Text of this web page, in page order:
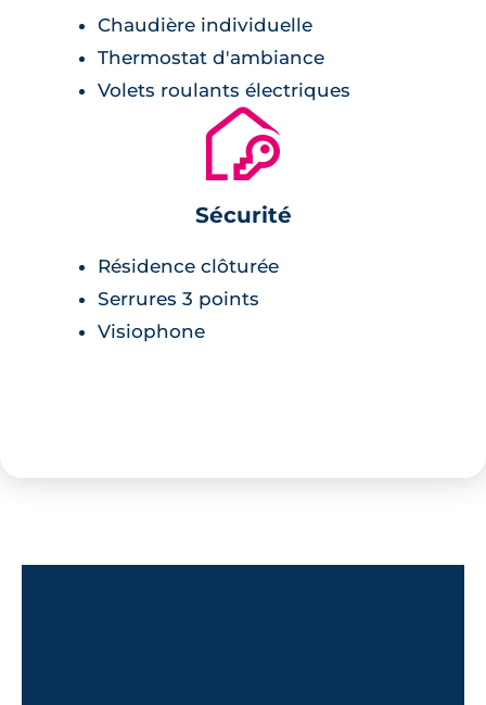
Chaudière individuelle
Thermostat d'ambiance
Volets roulants électriques
🔐
Sécurité
Résidence clôturée
Serrures 3 points
Visiophone